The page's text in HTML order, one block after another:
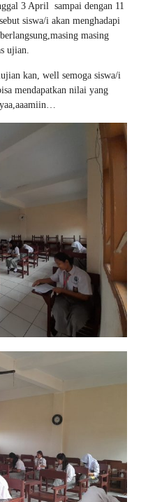
3 April sampai dengan 11
siswa/i akan menghadapi
masing
ujian.
kan, well semoga siswa/i
mendapatkan nilai yang